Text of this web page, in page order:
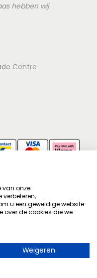
hebben wij
Centre
14 dagen te herroepen.
van onze
verbeteren,
u een geweldige website-
over de cookies die we
Weigeren